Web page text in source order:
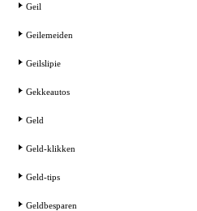
Geil
Geilemeiden
Geilslipie
Gekkeautos
Geld
Geld-klikken
Geld-tips
Geldbesparen